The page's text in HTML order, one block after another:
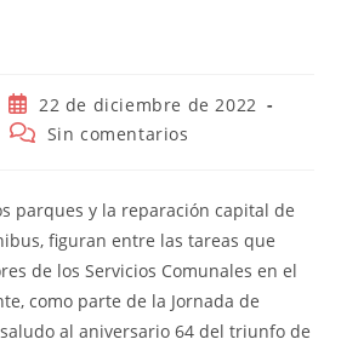
Publicación
de
22 de diciembre de 2022
Comentarios
entrada:
Sin comentarios
parques y la reparación capital de
figuran entre las tareas que
de los Servicios Comunales en el
como parte de la Jornada de
al aniversario 64 del triunfo de